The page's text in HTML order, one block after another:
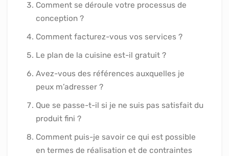
Comment se déroule votre processus de
conception ?
Comment facturez-vous vos services ?
Le plan de la cuisine est-il gratuit ?
Avez-vous des références auxquelles je
peux m’adresser ?
Que se passe-t-il si je ne suis pas satisfait du
produit fini ?
Comment puis-je savoir ce qui est possible
en termes de réalisation et de contraintes